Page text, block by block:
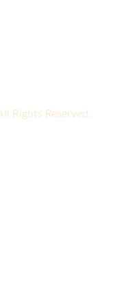
Rights Reserved.